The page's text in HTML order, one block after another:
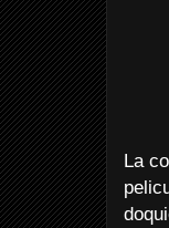
La